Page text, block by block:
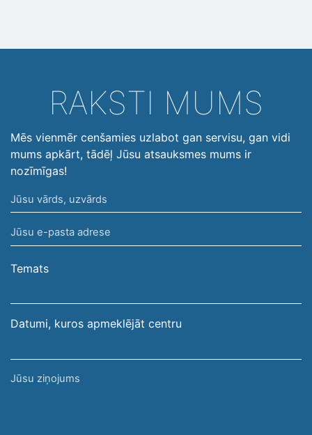
RAKSTI MUMS
Mēs vienmēr cenšamies uzlabot gan servisu, gan vidi
mums apkārt, tādēļ Jūsu atsauksmes mums ir
nozīmīgas!
Jūsu
vārds,
uzvārds
Jūsu
e-
pasta
Temats
Datumi, kuros apmeklējāt centru
Jūsu